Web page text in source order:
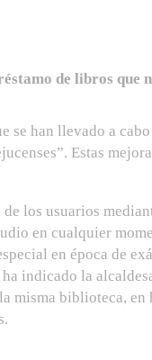
de libros que
se han llevado a
Estas
los usuarios
en cualquier
en época de
indicado la
misma biblioteca, en